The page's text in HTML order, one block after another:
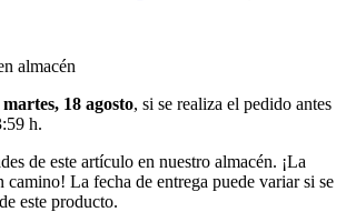
almacén
18 agosto, si se realiza el pedido antes
h.
de este artículo en nuestro almacén. ¡La
camino! La fecha de entrega puede variar si se
este producto.